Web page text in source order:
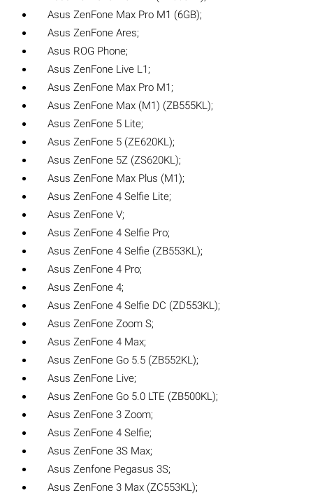
Asus ZenFone Max Pro M1 (6GB);
Asus ZenFone Ares;
Asus ROG Phone;
Asus ZenFone Live L1;
Asus ZenFone Max Pro M1;
Asus ZenFone Max (M1) (ZB555KL);
Asus ZenFone 5 Lite;
Asus ZenFone 5 (ZE620KL);
Asus ZenFone 5Z (ZS620KL);
Asus ZenFone Max Plus (M1);
Asus ZenFone 4 Selfie Lite;
Asus ZenFone V;
Asus ZenFone 4 Selfie Pro;
Asus ZenFone 4 Selfie (ZB553KL);
Asus ZenFone 4 Pro;
Asus ZenFone 4;
Asus ZenFone 4 Selfie DC (ZD553KL);
Asus ZenFone Zoom S;
Asus ZenFone 4 Max;
Asus ZenFone Go 5.5 (ZB552KL);
Asus ZenFone Live;
Asus ZenFone Go 5.0 LTE (ZB500KL);
Asus ZenFone 3 Zoom;
Asus ZenFone 4 Selfie;
Asus ZenFone 3S Max;
Asus Zenfone Pegasus 3S;
Asus ZenFone 3 Max (ZC553KL);